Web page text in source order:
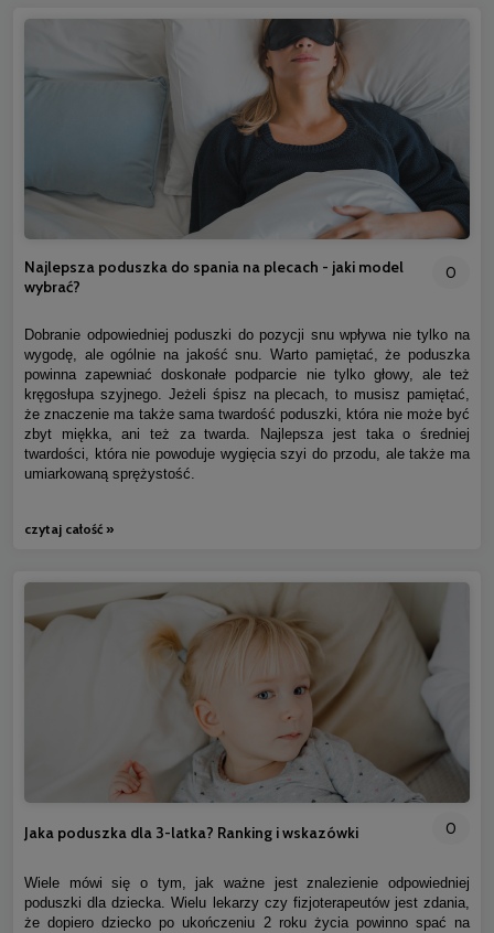
Najlepsza poduszka do spania na plecach - jaki model
wybrać?
0
Dobranie odpowiedniej poduszki do pozycji snu wpływa nie tylko na
wygodę, ale ogólnie na jakość snu. Warto pamiętać, że poduszka
powinna zapewniać doskonałe podparcie nie tylko głowy, ale też
kręgosłupa szyjnego. Jeżeli śpisz na plecach, to musisz pamiętać,
że znaczenie ma także sama twardość poduszki, która nie może być
zbyt miękka, ani też za twarda. Najlepsza jest taka o średniej
twardości, która nie powoduje wygięcia szyi do przodu, ale także ma
umiarkowaną sprężystość.
czytaj całość »
Jaka poduszka dla 3-latka? Ranking i wskazówki 0
Wiele mówi się o tym, jak ważne jest znalezienie odpowiedniej
poduszki dla dziecka. Wielu lekarzy czy fizjoterapeutów jest zdania,
że dopiero dziecko po ukończeniu 2 roku życia powinno spać na